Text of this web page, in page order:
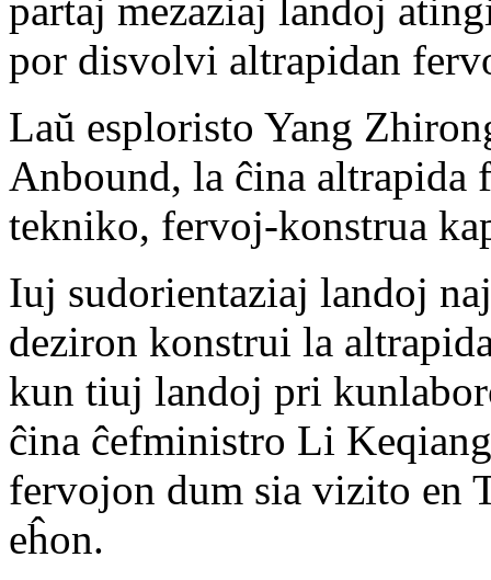
partaj mezaziaj landoj
por disvolvi altrapidan
Laŭ esploristo Yang
Anbound, la ĉina altrapida
tekniko, fervoj-konstrua
Iuj sudorientaziaj landoj
deziron konstrui la
kun tiuj landoj pri
ĉina ĉefministro Li
fervojon dum sia vizito en
eĥon.